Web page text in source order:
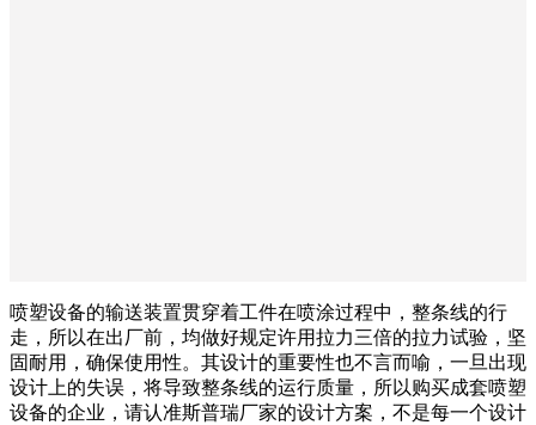
喷塑设备的输送装置贯穿着工件在喷涂过程中，整条线的行
走，所以在出厂前，均做好规定许用拉力三倍的拉力试验，坚
固耐用，确保使用性。其设计的重要性也不言而喻，一旦出现
设计上的失误，将导致整条线的运行质量，所以购买成套喷塑
设备的企业，请认准斯普瑞厂家的设计方案，不是每一个设计